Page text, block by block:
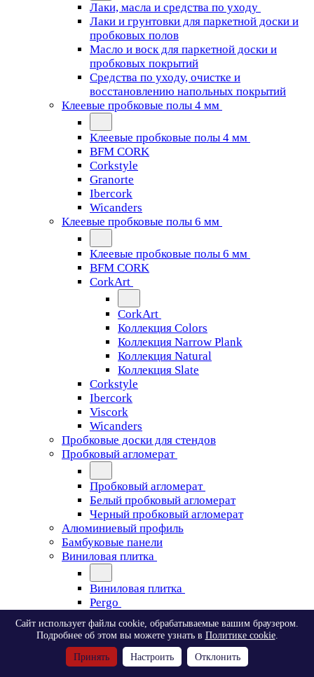
Лаки, масла и средства по уходу
Лаки и грунтовки для паркетной доски и
пробковых полов
Масло и воск для паркетной доски и
пробковых покрытий
Средства по уходу, очистке и
восстановлению напольных покрытий
Клеевые пробковые полы 4 мм
Клеевые пробковые полы 4 мм
BFM CORK
Corkstyle
Granorte
Ibercork
Wicanders
Клеевые пробковые полы 6 мм
Клеевые пробковые полы 6 мм
BFM CORK
CorkArt
CorkArt
Коллекция Colors
Коллекция Narrow Plank
Коллекция Natural
Коллекция Slate
Corkstyle
Ibercork
Viscork
Wicanders
Пробковые доски для стендов
Пробковый агломерат
Пробковый агломерат
Белый пробковый агломерат
Черный пробковый агломерат
Алюминиевый профиль
Бамбуковые панели
Виниловая плитка
Виниловая плитка
Pergo
Pergo
Classic Plank Optimum Glue
Modern Plank Optimum Glue
Сайт использует файлы cookie, обрабатываемые вашим браузером.
Подробнее об этом вы можете узнать в Политике cookie.
Принять Настроить Отклонить